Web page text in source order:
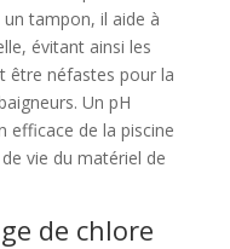
tampon, il aide à
évitant ainsi les
être néfastes pour la
Un pH
efficace de la piscine
vie du matériel de
de chlore